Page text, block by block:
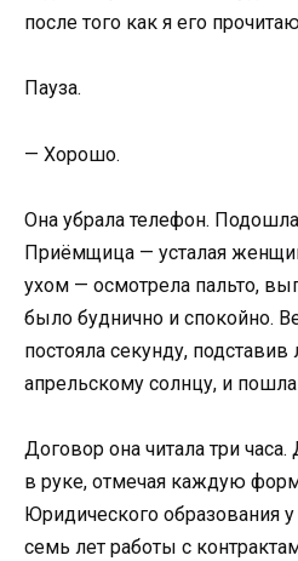
после того как я его
Пауза.
— Хорошо.
Она убрала телефон.
Приёмщица — усталая
ухом — осмотрела пальто,
было буднично и спокойно.
постояла секунду,
апрельскому солнцу, и
Договор она читала три
в руке, отмечая каждую
Юридического образования
семь лет работы с